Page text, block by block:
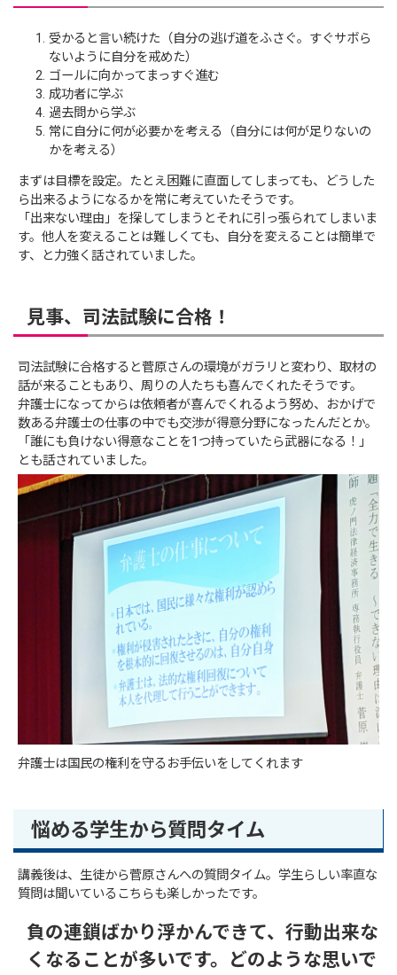
受かると言い続けた（自分の逃げ道をふさぐ。すぐサボら
ないように自分を戒めた）
ゴールに向かってまっすぐ進む
成功者に学ぶ
過去問から学ぶ
常に自分に何が必要かを考える（自分には何が足りないの
かを考える）
まずは目標を設定。たとえ困難に直面してしまっても、どうした
ら出来るようになるかを常に考えていたそうです。
「出来ない理由」を探してしまうとそれに引っ張られてしまいま
す。他人を変えることは難しくても、自分を変えることは簡単で
す、と力強く話されていました。
見事、司法試験に合格！
司法試験に合格すると菅原さんの環境がガラリと変わり、取材の
話が来ることもあり、周りの人たちも喜んでくれたそうです。
弁護士になってからは依頼者が喜んでくれるよう努め、おかげで
数ある弁護士の仕事の中でも交渉が得意分野になったんだとか。
「誰にも負けない得意なことを1つ持っていたら武器になる！」
とも話されていました。
弁護士は国民の権利を守るお手伝いをしてくれます
悩める学生から質問タイム
講義後は、生徒から菅原さんへの質問タイム。学生らしい率直な
質問は聞いているこちらも楽しかったです。
負の連鎖ばかり浮かんできて、行動出来な
くなることが多いです。どのような思いで